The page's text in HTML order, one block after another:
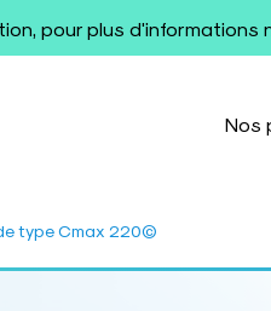
pour plus d'informations
Nos
type Cmax 220©